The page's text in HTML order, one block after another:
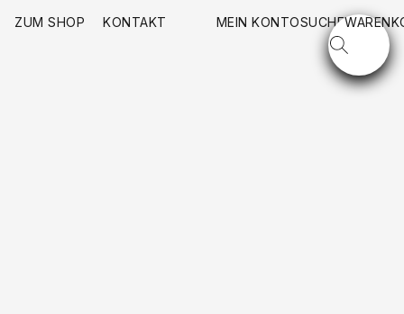
ZUM SHOP KONTAKT MEIN KONTOSUCHE